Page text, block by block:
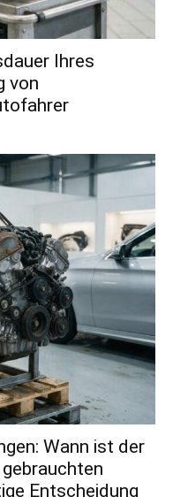
Ihres
von
Wann ist der
Entscheidung